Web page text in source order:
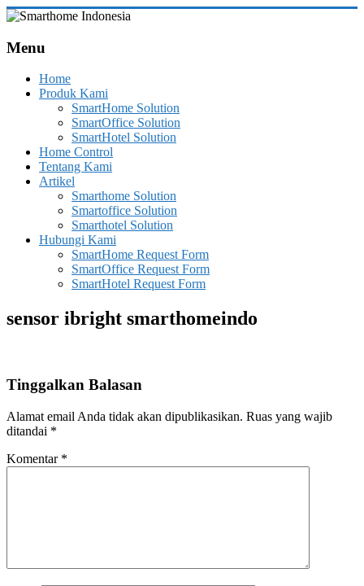
Skip
content
Indonesia
Leading
System
Consultant
Home,
Office
Automation
Menu
Home
Produk Kami
SmartHome Solution
SmartOffice Solution
SmartHotel Solution
Home Control
Tentang Kami
Artikel
Smarthome Solution
Smartoffice Solution
Smarthotel Solution
Hubungi Kami
SmartHome Request Form
SmartOffice Request Form
SmartHotel Request Form
sensor ibright smarthomeindo
Tinggalkan Balasan
Alamat email Anda tidak akan dipublikasikan. Ruas yang wajib
ditandai *
Komentar *